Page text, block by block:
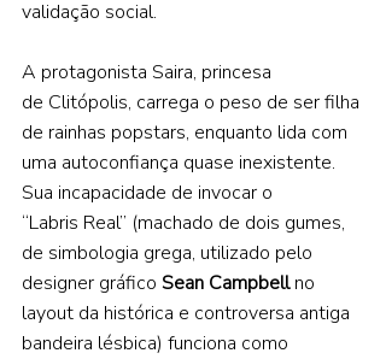
validação social.
A protagonista Saira, princesa
de Clitópolis, carrega o peso de ser filha
de rainhas popstars, enquanto lida com
uma autoconfiança quase inexistente.
Sua incapacidade de invocar o
“Labris Real” (machado de dois gumes,
de simbologia grega, utilizado pelo
designer gráfico Sean Campbell no
layout da histórica e controversa antiga
bandeira lésbica) funciona como